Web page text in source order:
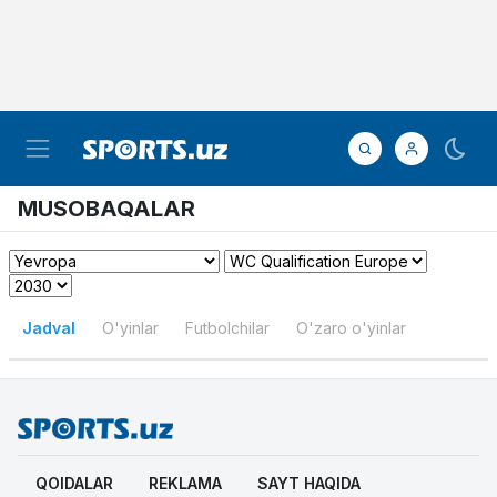
MUSOBAQALAR
Jadval O'yinlar Futbolchilar O'zaro o'yinlar
QOIDALAR REKLAMA SAYT HAQIDA